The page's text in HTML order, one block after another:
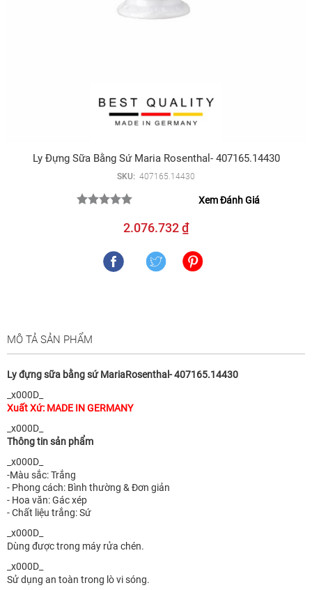
Ly Đựng Sữa Bằng Sứ Maria Rosenthal- 407165.14430
SKU: 407165.14430
Xem Đánh Giá
2.076.732 ₫
MÔ TẢ SẢN PHẨM
Ly đựng sữa bằng sứ MariaRosenthal- 407165.14430
_x000D_
Xuất Xứ: MADE IN GERMANY
_x000D_
Thông tin sản phẩm
_x000D_
-Màu sắc: Trắng
- Phong cách: Bình thường & Đơn giản
- Hoa văn: Gác xép
- Chất liệu trắng: Sứ
_x000D_
Dùng được trong máy rửa chén.
_x000D_
Sử dụng an toàn trong lò vi sóng.